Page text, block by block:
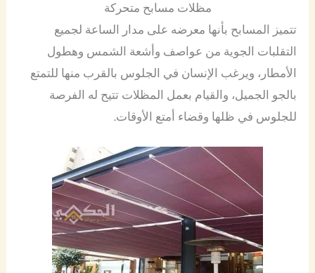
مظلات مسابح متحركة
تتميز المسابح بأنها معرضه على مدار الساعة لجميع
التقلبات الجوية من عواصف وأشعة الشمس وهطول
الأمطار، ويرغب الإنسان في الجلوس بالقرب منها للتمتع
بالجو الجميل، والقيام بعمل المظلات تتيح له الفرصة
للجلوس في ظلها وقضاء أمتع الأوقات.